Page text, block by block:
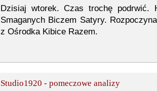
Dzisiaj wtorek. Czas trochę podrwić.
Smaganych Biczem Satyry.
z Ośrodka Kibice Razem.
Studio1920 - pomeczowe analizy